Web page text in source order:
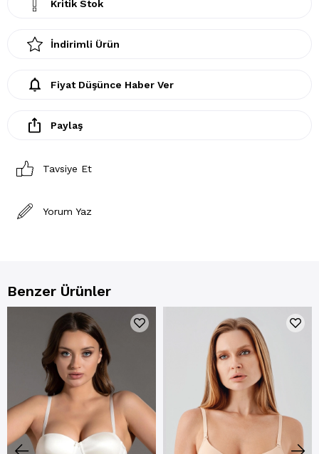
Kritik Stok
İndirimli Ürün
Fiyat Düşünce Haber Ver
Paylaş
Tavsiye Et
Yorum Yaz
Benzer Ürünler